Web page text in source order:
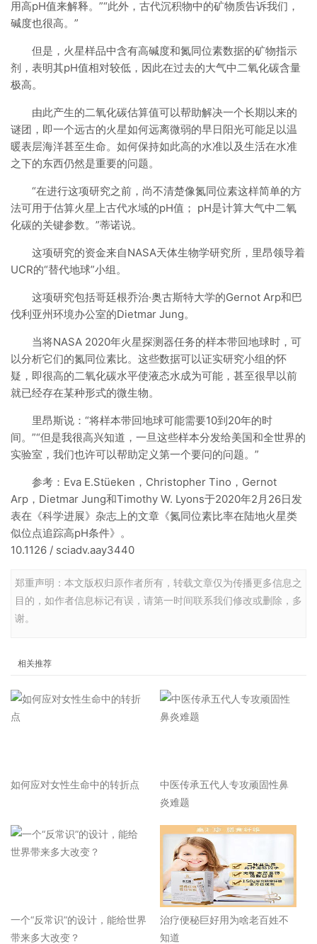
用高pH值来解释。”“此外，古代沉积物中的矿物质告诉我们，
碱度也很高。”
但是，火星样品中含有高碱度和氮同位素数据的矿物指示
剂，表明其pH值相对较低，因此在过去的大气中二氧化碳含量
极高。
由此产生的二氧化碳估算值可以帮助解决一个长期以来的
谜团，即一个远古的火星如何远离微弱的早日阳光可能足以温
暖表层海洋甚至生命。如何保持如此高的水准以及生活在水准
之下的东西仍然是重要的问题。
“在进行这项研究之前，尚不清楚像氮同位素这样简单的方
法可用于估算火星上古代水域的pH值； pH是计算大气中二氧
化碳的关键参数。”蒂诺说。
这项研究的资金来自NASA天体生物学研究所，里昂领导着
UCR的“替代地球”小组。
这项研究包括哥廷根乔治·奥古斯特大学的Gernot Arp和巴
伐利亚州环境办公室的Dietmar Jung。
当将NASA 2020年火星探测器任务的样本带回地球时，可
以分析它们的氮同位素比。这些数据可以证实研究小组的怀
疑，即很高的二氧化碳水平使液态水成为可能，甚至很早以前
就已经存在某种形式的微生物。
里昂斯说：“将样本带回地球可能需要10到20年的时
间。”“但是我很高兴知道，一旦这些样本分发给美国和全世界的
实验室，我们也许可以帮助定义第一个要问的问题。”
参考：Eva E.Stüeken，Christopher Tino，Gernot
Arp，Dietmar Jung和Timothy W. Lyons于2020年2月26日发
表在《科学进展》杂志上的文章《氮同位素比率在陆地火星类
似位点追踪高pH条件》。
10.1126 / sciadv.aay3440
郑重声明：本文版权归原作者所有，转载文章仅为传播更多信息之
目的，如作者信息标记有误，请第一时间联系我们修改或删除，多
谢。
相关推荐
如何应对女性生命中的转折点
中医传承五代人专攻顽固性鼻
炎难题
一个“反常识”的设计，能给世界
带来多大改变？
治疗便秘巨好用为啥老百姓不
知道